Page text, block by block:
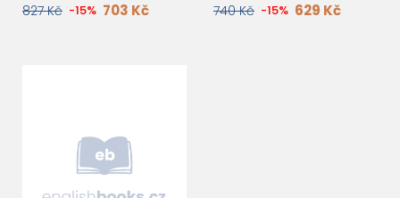
827 Kč -15% 703 Kč 740 Kč -15% 629 Kč